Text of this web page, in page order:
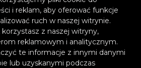
i reklam, aby oferować funkcje
ruch w naszej witrynie.
z naszej witryny,
reklamowym i analitycznym.
te informacje z innymi danymi
lub uzyskanymi podczas
przesłanie.